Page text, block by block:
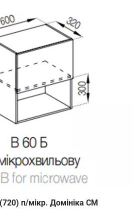
п/мікр. Домініка СМ